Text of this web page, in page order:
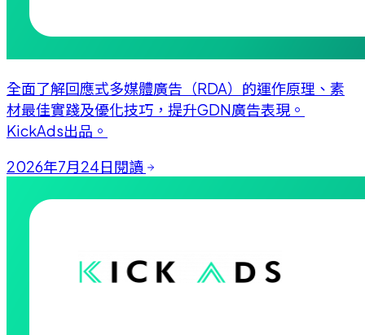
全面了解回應式多媒體廣告（RDA）的運作原理、素
材最佳實踐及優化技巧，提升GDN廣告表現。
KickAds出品。
2026年7月24日閱讀